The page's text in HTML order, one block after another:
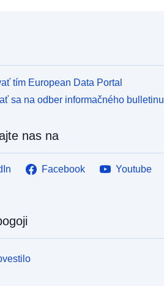
tím European Data Portal
sa na odber informačného bulletinu
nas na
Facebook
Youtube